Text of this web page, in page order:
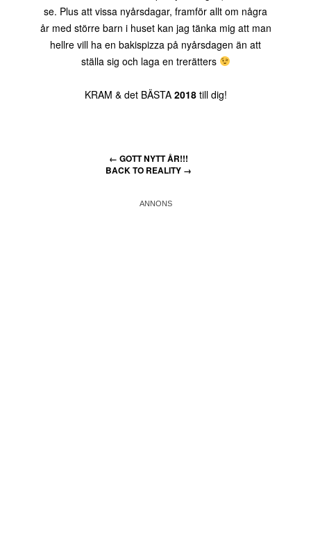
se. Plus att vissa nyårsdagar, framför allt om några
år med större barn i huset kan jag tänka mig att man
hellre vill ha en bakispizza på nyårsdagen än att
ställa sig och laga en trerätters
KRAM & det BÄSTA 2018till dig!
← GOTT NYTT ÅR!!!
BACK TO REALITY →